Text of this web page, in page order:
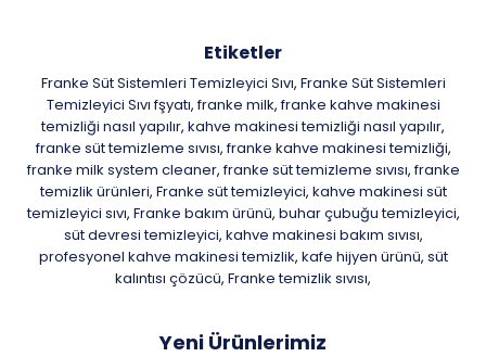
Etiketler
Franke Süt Sistemleri Temizleyici Sıvı, Franke Süt Sistemleri
Temizleyici Sıvı fşyatı, franke milk, franke kahve makinesi
temizliği nasıl yapılır, kahve makinesi temizliği nasıl yapılır,
franke süt temizleme sıvısı, franke kahve makinesi temizliği,
franke milk system cleaner, franke süt temizleme sıvısı, franke
temizlik ürünleri, Franke süt temizleyici, kahve makinesi süt
temizleyici sıvı, Franke bakım ürünü, buhar çubuğu temizleyici,
süt devresi temizleyici, kahve makinesi bakım sıvısı,
profesyonel kahve makinesi temizlik, kafe hijyen ürünü, süt
kalıntısı çözücü, Franke temizlik sıvısı,
Yeni Ürünlerimiz